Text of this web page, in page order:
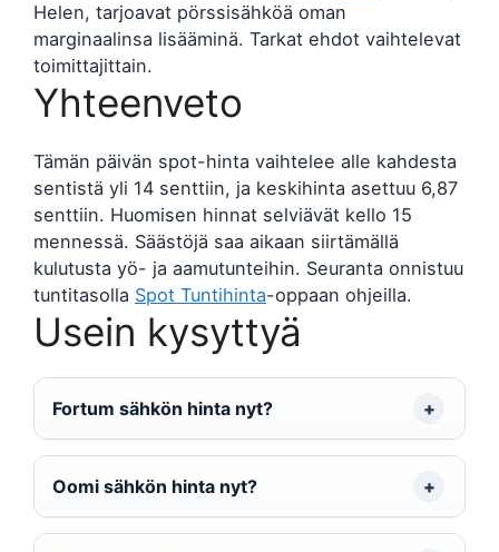
Helen, tarjoavat pörssisähköä oman
marginaalinsa lisääminä. Tarkat ehdot vaihtelevat
toimittajittain.
Yhteenveto
Tämän päivän spot-hinta vaihtelee alle kahdesta
sentistä yli 14 senttiin, ja keskihinta asettuu 6,87
senttiin. Huomisen hinnat selviävät kello 15
mennessä. Säästöjä saa aikaan siirtämällä
kulutusta yö- ja aamutunteihin. Seuranta onnistuu
tuntitasolla Spot Tuntihinta-oppaan ohjeilla.
Usein kysyttyä
Fortum sähkön hinta nyt?
Oomi sähkön hinta nyt?